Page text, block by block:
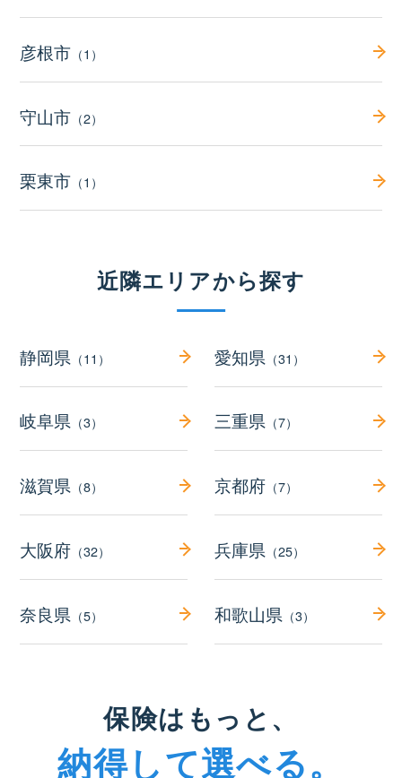
彦根市 （1）
守山市 （2）
栗東市 （1）
近隣エリアから探す
静岡県 （11） 愛知県 （31）
岐阜県 （3） 三重県（7）
滋賀県 （8） 京都府（7）
大阪府 （32） 兵庫県（25）
奈良県 （5） 和歌山県 （3）
保険はもっと、
納得して選べる。